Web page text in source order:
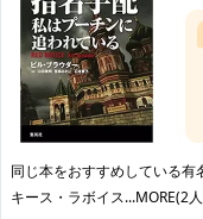
同じ本をおすすめしている有
キース・ラボイス...MORE(2